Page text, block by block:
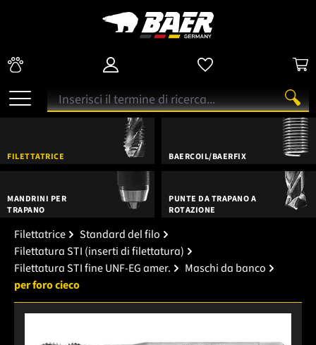
FILETTATRICE BAERCOIL/BAERFIX
MANDRINI PER
TRAPANO
PUNTE DA TRAPANO A
ROTAZIONE
Filettatrice
Standard del filo
Filettatura STI (inserti di filettatura)
Filettatura STI fine UNF-EG amer.
Maschi da banco
per foro cieco